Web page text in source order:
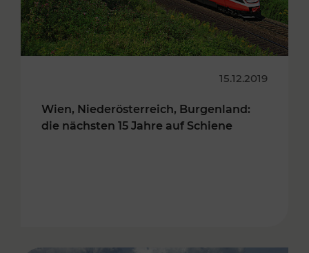
15.12.2019
Wien, Niederösterreich, Burgenland:
die nächsten 15 Jahre auf Schiene